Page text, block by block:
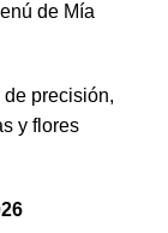
de Mía
precisión,
y flores